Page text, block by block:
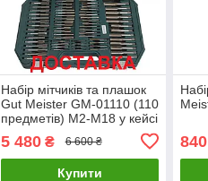
Набір мітчиків та плашок
Gut Meister GM-01110 (110
предметів) M2-M18 у кейсі
5 480₴ 6 600 ₴
Купити
840